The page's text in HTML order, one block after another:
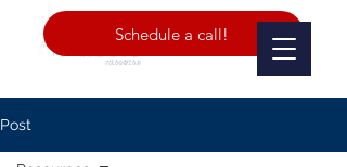
Schedule a call!
Post